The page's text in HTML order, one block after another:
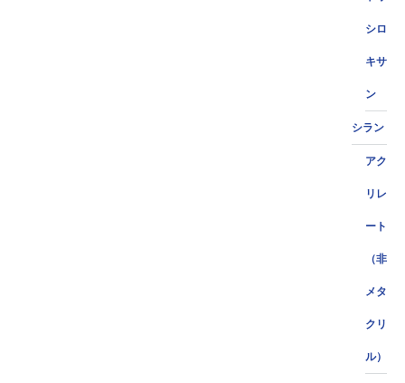
シロ
キサ
ン
シラン
アク
リレ
ート
（非
メタ
クリ
ル）